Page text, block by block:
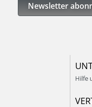
Newsletter
Hilfe